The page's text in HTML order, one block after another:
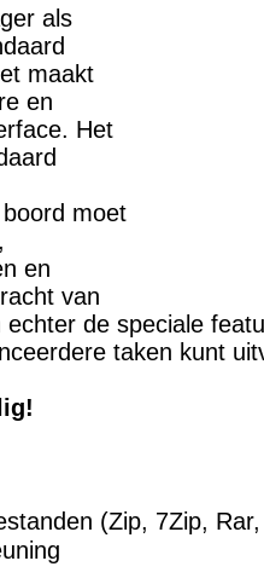
als
maakt
en
Het
moet
en
van
de speciale
taken kunt
(Zip, 7Zip,